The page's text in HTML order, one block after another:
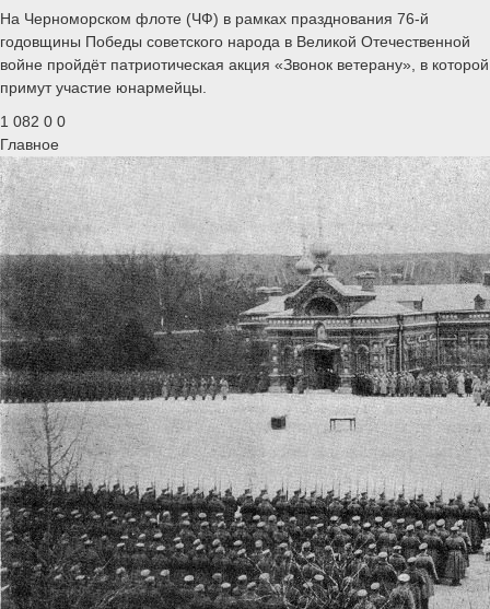
На Черноморском флоте (ЧФ) в рамках празднования 76-й
годовщины Победы советского народа в Великой Отечественной
войне пройдёт патриотическая акция «Звонок ветерану», в которой
примут участие юнармейцы.
1 082 0 0
Главное